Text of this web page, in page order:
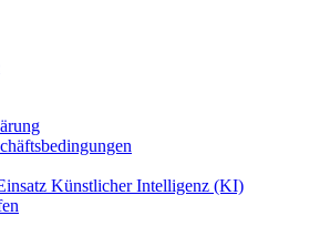
Künstlicher Intelligenz (KI)